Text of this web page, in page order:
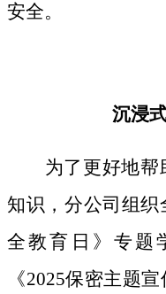
安全。
沉浸
为了更好地
知识，分公司组
全教育日》专题
《2025保密主题